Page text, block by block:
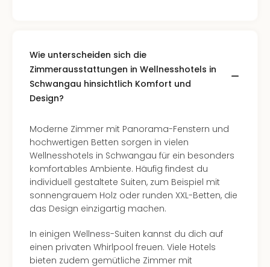
Wie unterscheiden sich die
Zimmerausstattungen in Wellnesshotels in
Schwangau hinsichtlich Komfort und
Design?
Moderne Zimmer mit Panorama-Fenstern und
hochwertigen Betten sorgen in vielen
Wellnesshotels in Schwangau für ein besonders
komfortables Ambiente. Häufig findest du
individuell gestaltete Suiten, zum Beispiel mit
sonnengrauem Holz oder runden XXL-Betten, die
das Design einzigartig machen.
In einigen Wellness-Suiten kannst du dich auf
einen privaten Whirlpool freuen. Viele Hotels
bieten zudem gemütliche Zimmer mit